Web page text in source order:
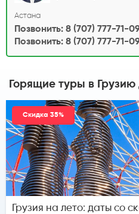
Астана
Позвонить: 8 (707) 777-71-
Позвонить: 8 (707) 777-71-
Горящие туры в Грузию
Скидка 35%
Грузия на лето: даты со